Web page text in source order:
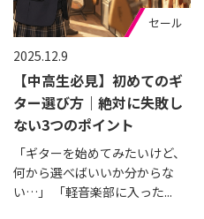
2025.12.9
【中高生必見】初めてのギ
ター選び方｜絶対に失敗し
ない3つのポイント
「ギターを始めてみたいけど、
何から選べばいいか分からな
い…」 「軽音楽部に入った...
セール